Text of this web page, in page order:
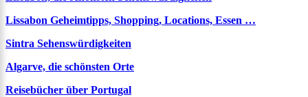
Lissabon Geheimtipps, Shopping, Locations, Essen …
Sintra Sehenswürdigkeiten
Algarve, die schönsten Orte
Reisebücher über Portugal